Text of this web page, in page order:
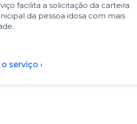
facilita a solicitação da carteira
da pessoa idosa com mais
serviço ›